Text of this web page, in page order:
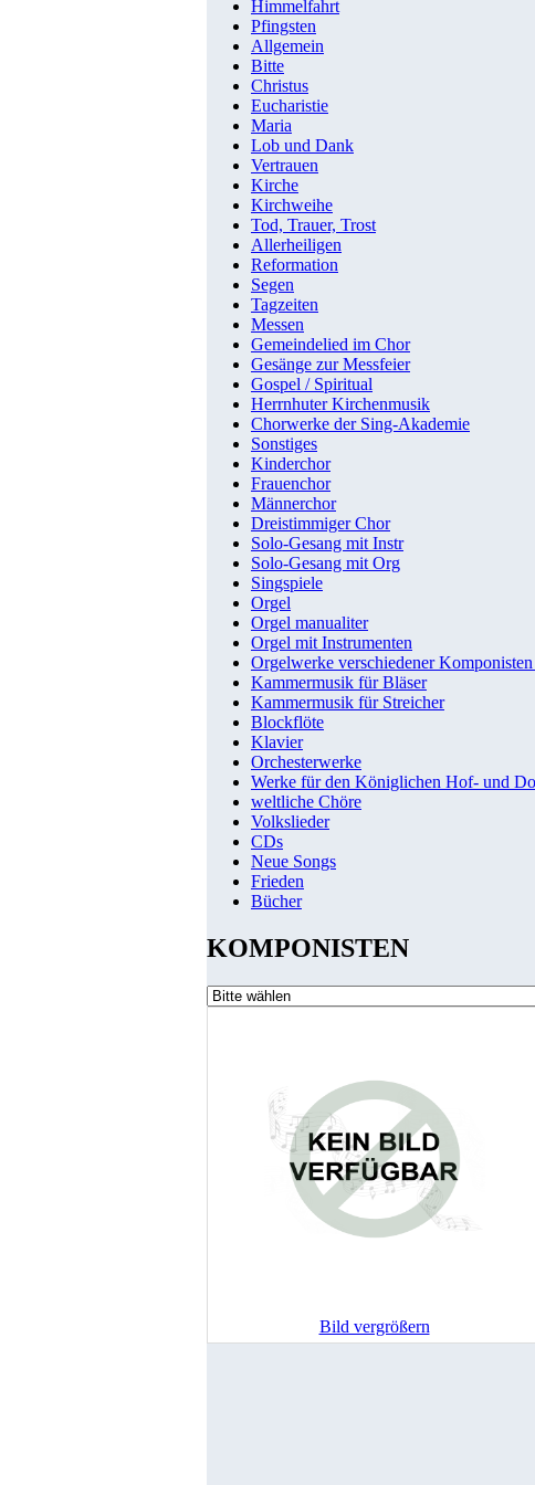
Himmelfahrt
Pfingsten
Allgemein
Bitte
Christus
Eucharistie
Maria
Lob und Dank
Vertrauen
Kirche
Kirchweihe
Tod, Trauer, Trost
Allerheiligen
Reformation
Segen
Tagzeiten
Messen
Gemeindelied im Chor
Gesänge zur Messfeier
Gospel / Spiritual
Herrnhuter Kirchenmusik
Chorwerke der Sing-Akademie
Sonstiges
Kinderchor
Frauenchor
Männerchor
Dreistimmiger Chor
Solo-Gesang mit Instr
Solo-Gesang mit Org
Singspiele
Orgel
Orgel manualiter
Orgel mit Instrumenten
Orgelwerke verschiedener
Kammermusik für Bläser
Kammermusik für Streicher
Blockflöte
Klavier
Orchesterwerke
Werke für den Königlichen Hof- und
weltliche Chöre
Volkslieder
CDs
Neue Songs
Frieden
Bücher
KOMPONISTEN
Bild vergrößern